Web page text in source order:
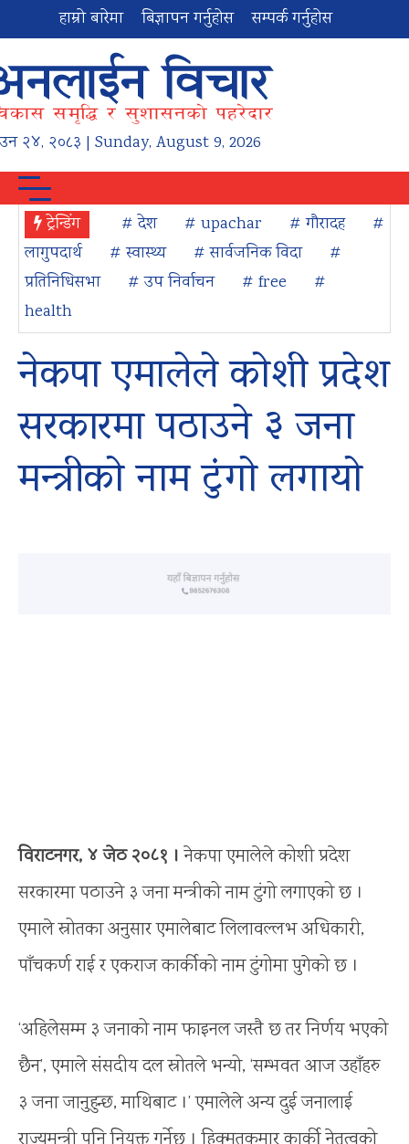
हाम्रो बारेमा बिज्ञापन गर्नुहोस सम्पर्क गर्नुहोस
२४, २०८३ | Sunday, August 9, 2026
ट्रेन्डिंग # देश # upachar # गौरादह
#
लागुपदार्थ
# स्वास्थ्य # सार्वजनिक विदा
#
प्रतिनिधिसभा
# उप निर्वाचन # free
#
health
नेकपा एमालेले कोशी प्रदेश
सरकारमा पठाउने ३ जना
मन्त्रीको नाम टुंगो लगायो
विराटनगर, ४ जेठ २०८१ । नेकपा एमालेले कोशी प्रदेश
सरकारमा पठाउने ३ जना मन्त्रीको नाम टुंगो लगाएको छ ।
एमाले स्रोतका अनुसार एमालेबाट लिलावल्लभ अधिकारी,
पाँचकर्ण राई र एकराज कार्कीको नाम टुंगोमा पुगेको छ ।
‘अहिलेसम्म ३ जनाको नाम फाइनल जस्तै छ तर निर्णय भएको
छैन’, एमाले संसदीय दल स्रोतले भन्यो, ‘सम्भवत आज उहाँहरु
३ जना जानुहुन्छ, माथिबाट ।’ एमालेले अन्य दुई जनालाई